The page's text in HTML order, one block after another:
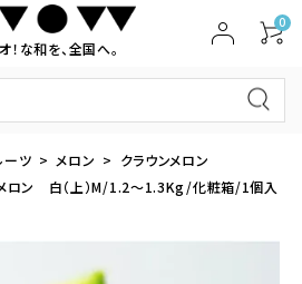
！な和を、全国へ。
0
ーツ メロン
クラウンメロン
メロン 白（上）M/1.2～1.3Kg/化粧箱/1個入